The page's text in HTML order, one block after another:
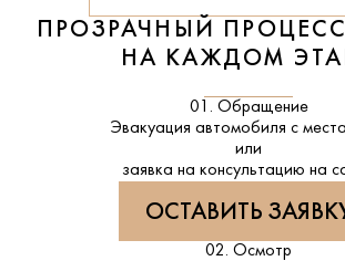
ПРОЗРАЧНЫЙ
НА КАЖДОМ
01. Обращение
Эвакуация автомобиля с
или
заявка на консультацию на
ОСТАВИТЬ
02. Осмотр